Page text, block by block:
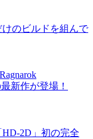
のビルドを組んで
新作が登場！
2D」初の完全